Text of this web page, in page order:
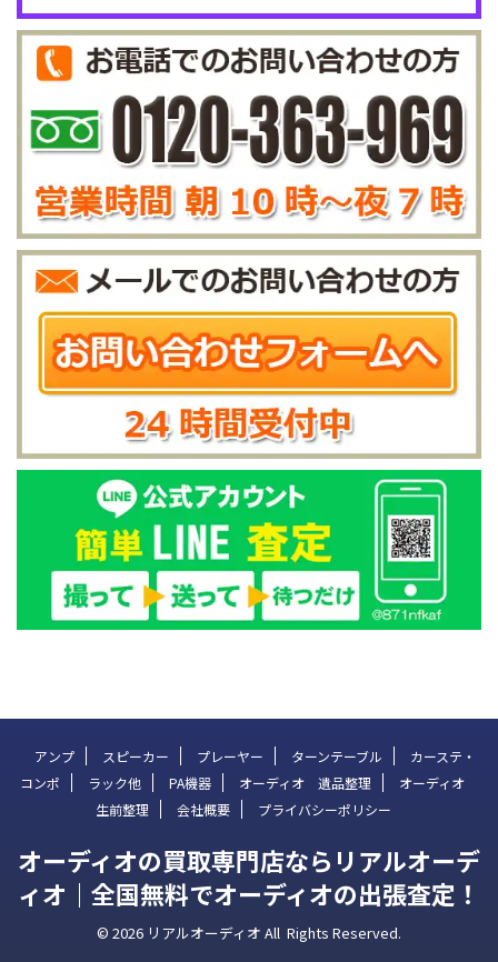
アンプ スピーカー プレーヤー ターンテーブル
カーステ・
コンポ
ラック他 PA機器 オーディオ 遺品整理
オーディオ
生前整理
会社概要 プライバシーポリシー
オーディオの買取専門店ならリアルオーデ
ィオ｜全国無料でオーディオの出張査定！
© 2026 リアルオーディオ All Rights Reserved.